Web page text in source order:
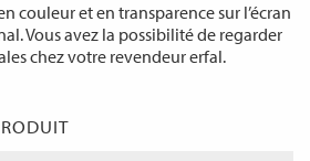
couleur et en transparence sur l’écran
Vous avez la possibilité de regarder
chez votre revendeur erfal.